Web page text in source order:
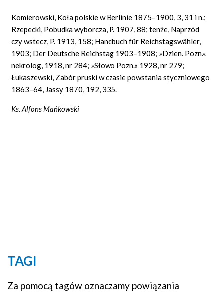
Komierowski, Koła polskie w Berlinie 1875–1900, 3, 31 i n.;
Rzepecki, Pobudka wyborcza, P. 1907, 88; tenże, Naprzód
czy wstecz, P. 1913, 158; Handbuch für Reichstagswähler,
1903; Der Deutsche Reichstag 1903–1908; »Dzien. Pozn.«
nekrolog, 1918, nr 284; »Słowo Pozn.« 1928, nr 279;
Łukaszewski, Zabór pruski w czasie powstania styczniowego
1863–64, Jassy 1870, 192, 335.
Ks. Alfons Mańkowski
TAGI
Za pomocą tagów oznaczamy powiązania